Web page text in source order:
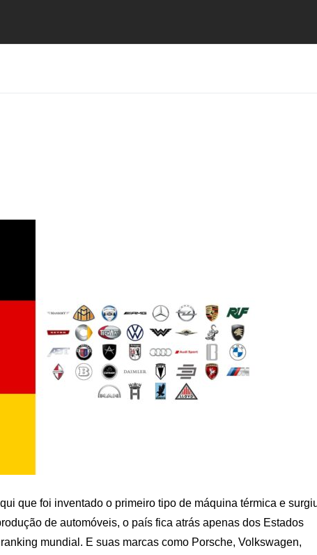
que foi inventado o primeiro tipo de máquina térmica e
de automóveis, o país fica atrás apenas dos Estados
mundial. E suas marcas como Porsche, Volkswagen,